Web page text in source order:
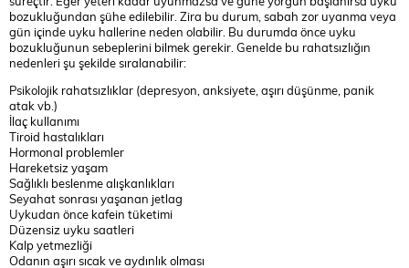
bozukluğundan şühe edilebilir. Zira bu durum, sabah zor uyanma veya
gün içinde uyku hallerine neden olabilir. Bu durumda önce uyku
bozukluğunun sebeplerini bilmek gerekir. Genelde bu rahatsızlığın
nedenleri şu şekilde sıralanabilir:
Psikolojik rahatsızlıklar (depresyon, anksiyete, aşırı düşünme, panik
atak vb.)
İlaç kullanımı
Tiroid hastalıkları
Hormonal problemler
Hareketsiz yaşam
Sağlıklı beslenme alışkanlıkları
Seyahat sonrası yaşanan jetlag
Uykudan önce kafein tüketimi
Düzensiz uyku saatleri
Kalp yetmezliği
Odanın aşırı sıcak ve aydınlık olması